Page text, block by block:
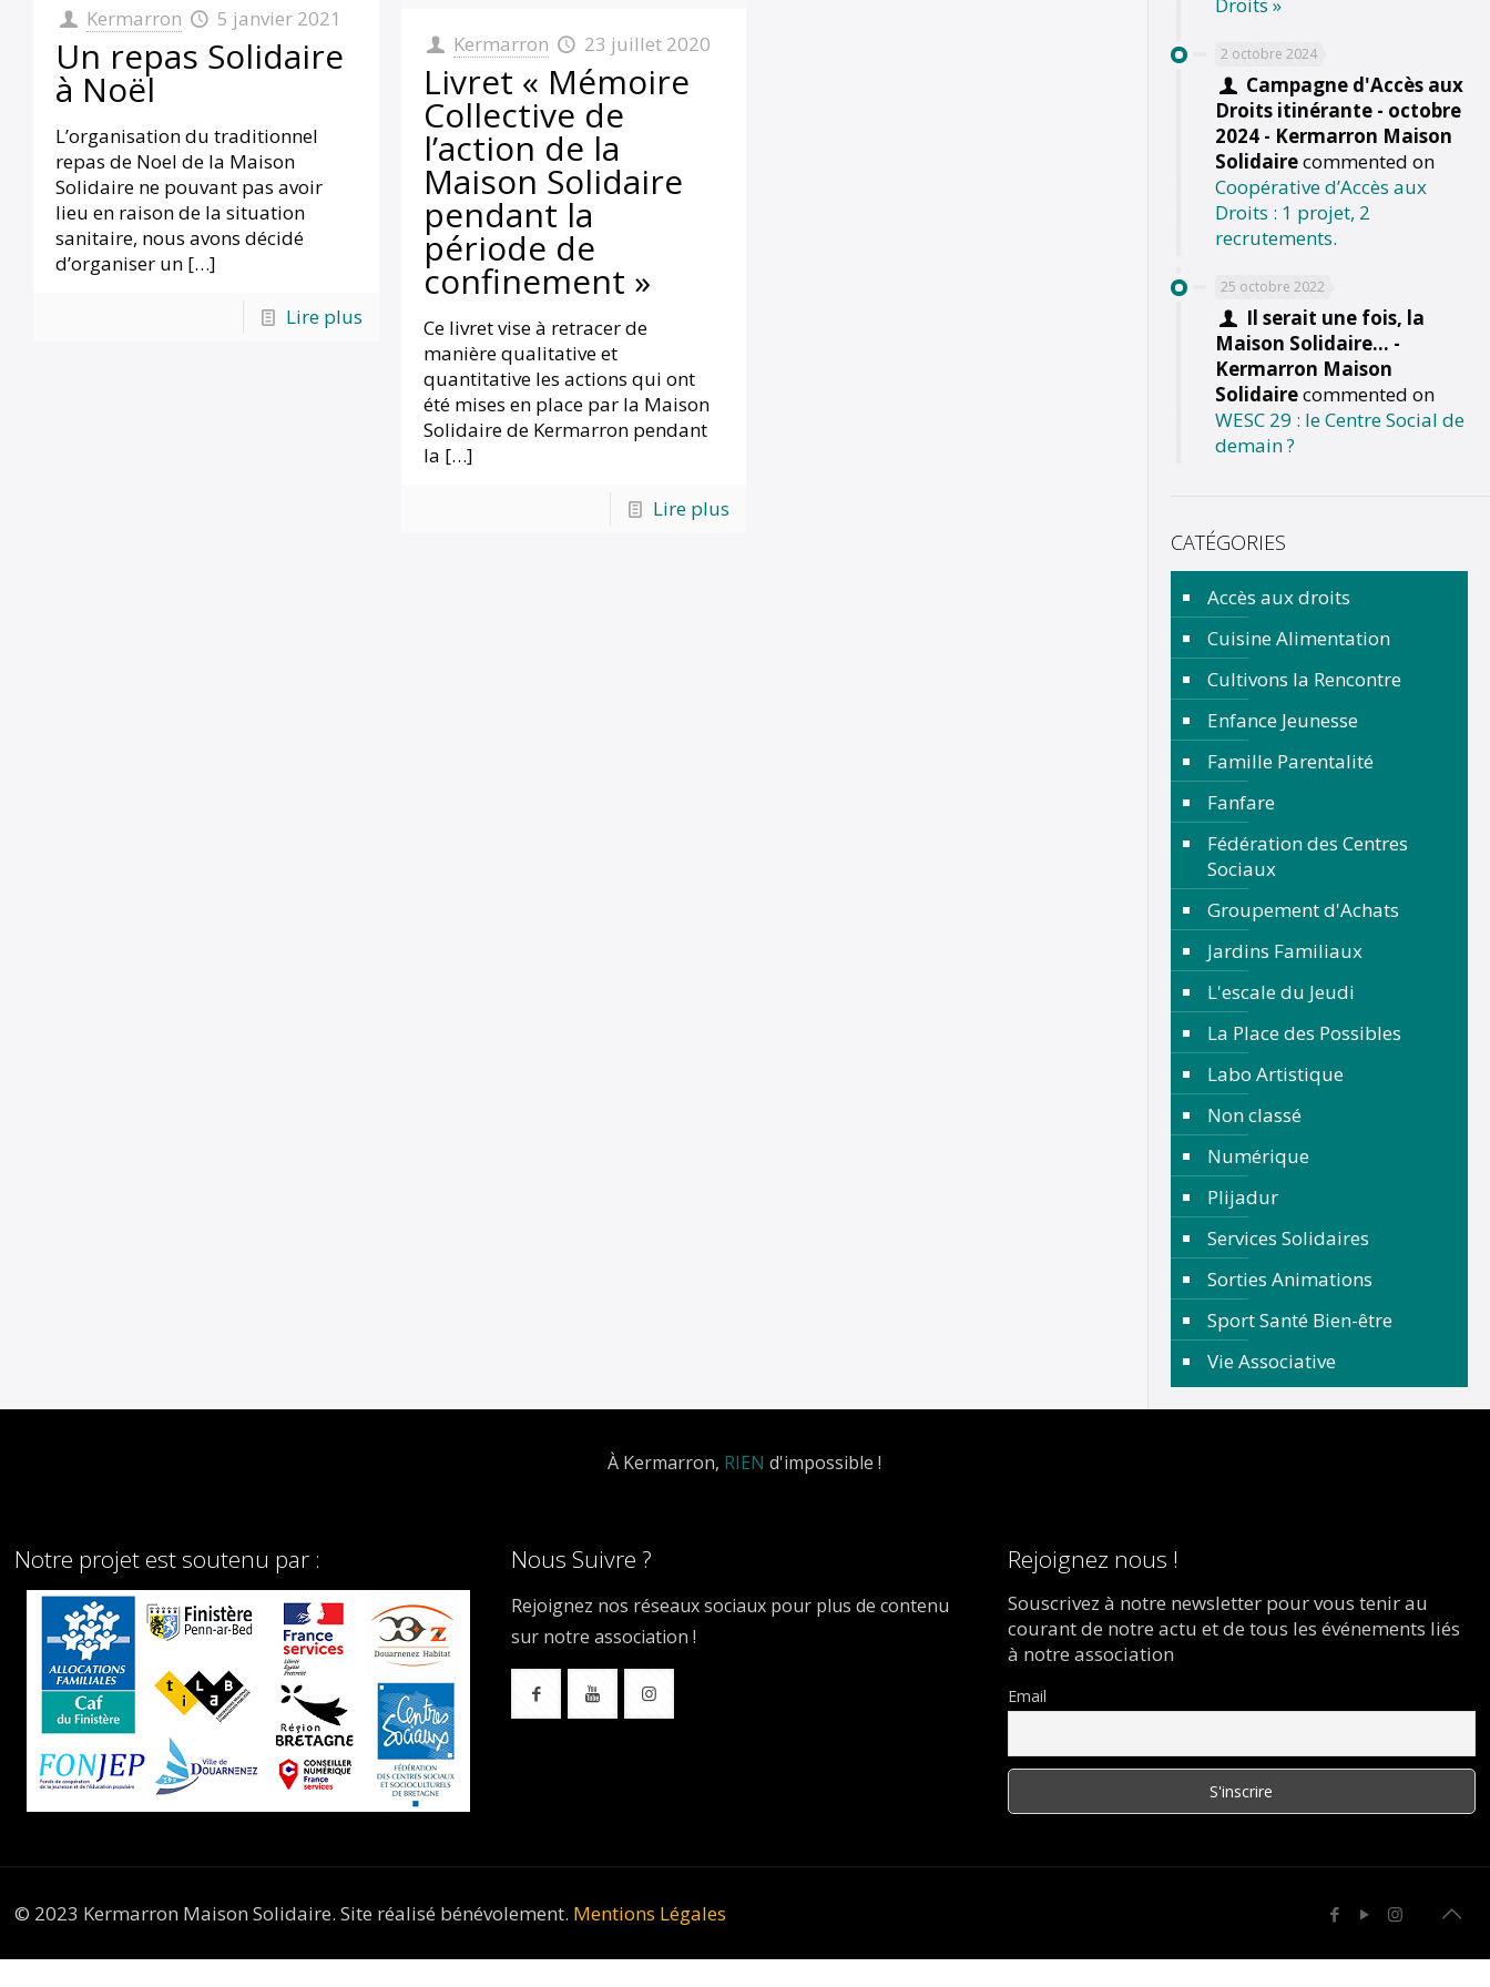
Kermarron 5 janvier 2021
Un repas Solidaire
à Noël
L’organisation du traditionnel
repas de Noel de la Maison
Solidaire ne pouvant pas avoir
lieu en raison de la situation
sanitaire, nous avons décidé
d’organiser un […]
Lire plus
Kermarron 23 juillet 2020
Livret « Mémoire
Collective de
l’action de la
Maison Solidaire
pendant la
période de
confinement »
Ce livret vise à retracer de
manière qualitative et
quantitative les actions qui ont
été mises en place par la Maison
Solidaire de Kermarron pendant
la […]
Lire plus
2 octobre 2024
Campagne d'Accès aux
Droits itinérante - octobre
2024 - Kermarron Maison
Solidairecommented on
Coopérative d’Accès aux
Droits : 1 projet, 2
recrutements.
25 octobre 2022
Il serait une fois, la
Maison Solidaire... -
Kermarron Maison
Solidairecommented on
WESC 29 : le Centre Social de
demain ?
CATÉGORIES
Accès aux droits
Cuisine Alimentation
Cultivons la Rencontre
Enfance Jeunesse
Famille Parentalité
Fanfare
Fédération des Centres
Sociaux
Groupement d'Achats
Jardins Familiaux
L'escale du Jeudi
La Place des Possibles
Labo Artistique
Non classé
Numérique
Plijadur
Services Solidaires
Sorties Animations
Sport Santé Bien-être
Vie Associative
À Kermarron, RIEN d'impossible !
Notre projet est soutenu par : Nous Suivre ?
Rejoignez nos réseaux sociaux pour plus de contenu
sur notre association !
Rejoignez nous !
Souscrivez à notre newsletter pour vous tenir au
courant de notre actu et de tous les événements liés
à notre association
Email
© 2023 Kermarron Maison Solidaire. Site réalisé bénévolement. Mentions Légales